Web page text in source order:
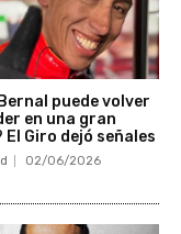
puede volver
en una gran
Giro dejó señales
02/06/2026